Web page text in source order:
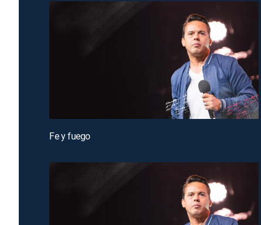
Fe y fuego